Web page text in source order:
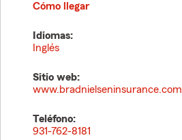
Cómo llegar
Idiomas:
Inglés
Sitio web:
www.bradnielseninsurance.com
Teléfono:
931-762-8181